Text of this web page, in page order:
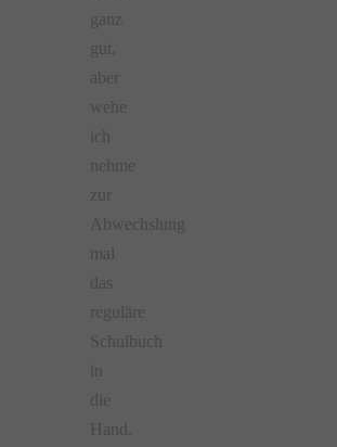
ganz
gut,
aber
wehe
ich
nehme
zur
Abwechslung
mal
das
reguläre
Schulbuch
die
Hand.